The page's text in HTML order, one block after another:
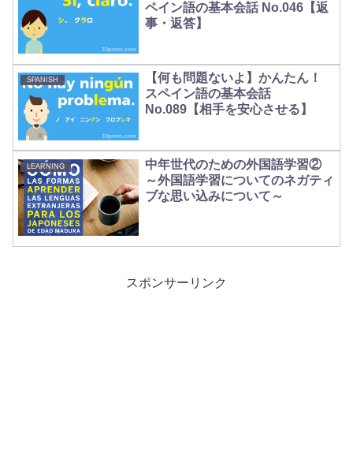
ペイン語の基本会話 No.046【返
事・返答】
SPANISH
【何も問題ないよ】かんたん！
スペイン語の基本会話
No.089【相手を安心させる】
LEARNING
中年世代のための外国語学習②
～外国語学習についてのネガティ
ブな思い込みについて～
スポンサーリンク